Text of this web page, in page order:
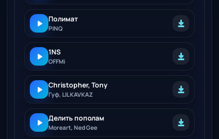
Полимат
PINQ
1NS
OFFMi
Christopher, Tony
Гуф, LIL KAVKAZ
Делить пополам
Moreart, Ned Gee